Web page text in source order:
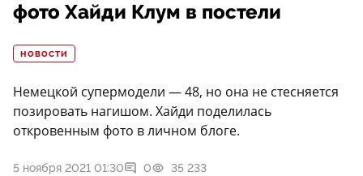
фото Хайди Клум в постели
НОВОСТИ
Немецкой супермодели — 48, но она не стесняется
позировать нагишом. Хайди поделилась
откровенным фото в личном блоге.
5 ноября 2021 01:30 0 35 233